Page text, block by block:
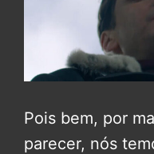
Pois bem, por
parecer, nós